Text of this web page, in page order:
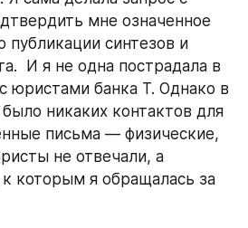
мне означенное
публикации синтезов и
И я не одна пострадала в
с юристами банка Т. Однако в
никаких контактов для
письма — физические,
не отвечали, а
к которым я обращалась за